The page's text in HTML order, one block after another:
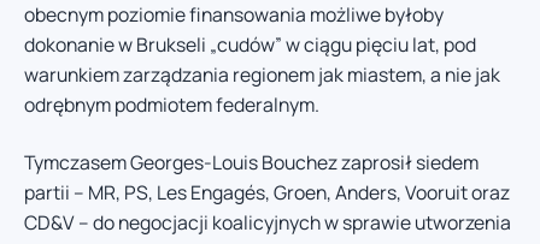
obecnym poziomie finansowania możliwe byłoby
dokonanie w Brukseli „cudów” w ciągu pięciu lat, pod
warunkiem zarządzania regionem jak miastem, a nie jak
odrębnym podmiotem federalnym.
Tymczasem Georges-Louis Bouchez zaprosił siedem
partii – MR, PS, Les Engagés, Groen, Anders, Vooruit oraz
CD&V – do negocjacji koalicyjnych w sprawie utworzenia